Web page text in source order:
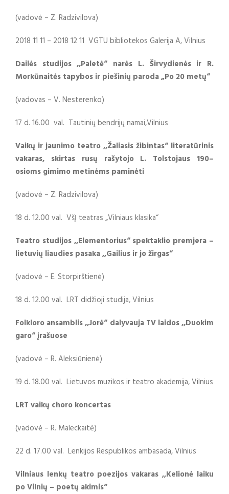
(vadovė – Z. Radzivilova)
2018 11 11 – 2018 12 11 VGTU bibliotekos Galerija A, Vilnius
Dailės studijos ,,Paletė“ narės L. Širvydienės ir R.
Morkūnaitės tapybos ir piešinių paroda „Po 20 metų“
(vadovas – V. Nesterenko)
17 d. 16.00 val. Tautinių bendrijų namai,Vilnius
Vaikų ir jaunimo teatro ,,Žaliasis žibintas“ literatūrinis
vakaras, skirtas rusų rašytojo L. Tolstojaus 190–
osioms gimimo metinėms paminėti
(vadovė – Z. Radzivilova)
18 d. 12.00 val. VšĮ teatras „Vilniaus klasika“
Teatro studijos ,,Elementorius“ spektaklio premjera –
lietuvių liaudies pasaka ,,Gailius ir jo žirgas“
(vadovė – E. Storpirštienė)
18 d. 12.00 val. LRT didžioji studija, Vilnius
Folkloro ansamblis ,,Jorė“ dalyvauja TV laidos ,,Duokim
garo“ įrašuose
(vadovė – R. Aleksiūnienė)
19 d. 18.00 val. Lietuvos muzikos ir teatro akademija, Vilnius
LRT vaikų choro koncertas
(vadovė – R. Maleckaitė)
22 d. 17.00 val. Lenkijos Respublikos ambasada, Vilnius
Vilniaus lenkų teatro poezijos vakaras ,,Kelionė laiku
po Vilnių – poetų akimis“